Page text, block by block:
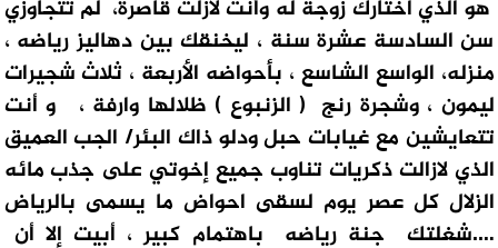
هو الذي اختارك زوجة له وأنت لازلت قاصرة، لم تتجاوزي
سن السادسة عشرة سنة ، ليخنقك بين دهاليز رياضه ،
منزله، الواسع الشاسع ، بأحواضه الأربعة ، ثلاث شجيرات
ليمون ، وشجرة رنج ( الزنبوع ) ظلالها وارفة ، و أنت
تتعايشين مع غيابات حبل ودلو ذاك البئر/ الجب العميق
الذي لازالت ذكريات تناوب جميع إخوتي على جذب مائه
الزلال كل عصر يوم لسقى احواض ما يسمى بالرياض
….شغلتك جنة رياضه باهتمام كبير ، أبيت إلا أن